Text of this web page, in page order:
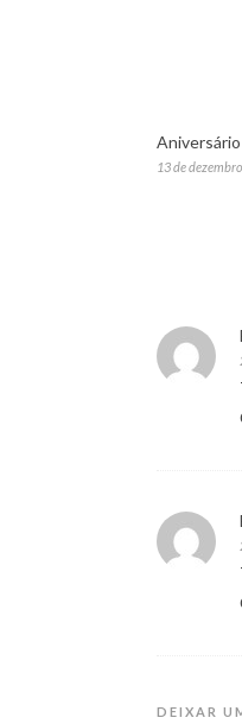
Aniversário
13 de
DEIXAR